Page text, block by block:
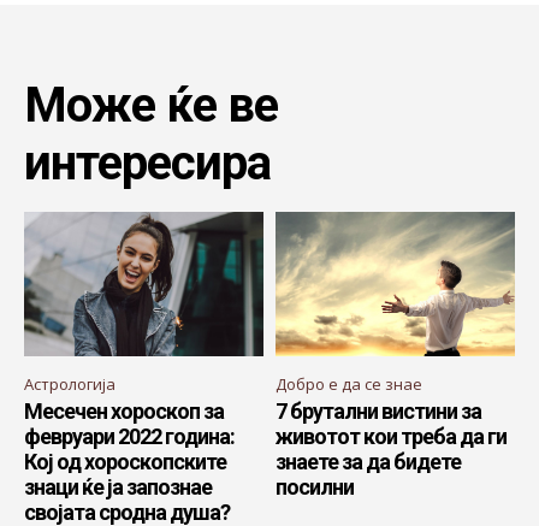
Може ќе ве
интересира
Астрологија
Месечен хороскоп за
февруари 2022 година:
Кој од хороскопските
знаци ќе ја запознае
својата сродна душа?
Добро е да се знае
7 брутални вистини за
животот кои треба да ги
знаете за да бидете
посилни